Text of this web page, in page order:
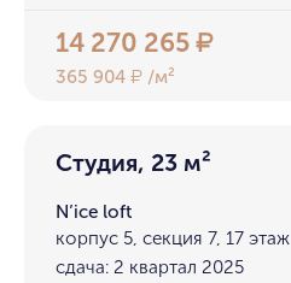
14 270 265₽
365 904₽ /м²
Студия, 23 м²
N’ice loft
корпус 5, секция 7, 17 этаж
сдача: 2 квартал 2025